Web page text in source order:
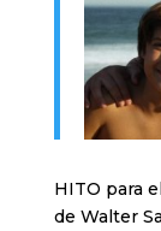
HITO para
de Walter